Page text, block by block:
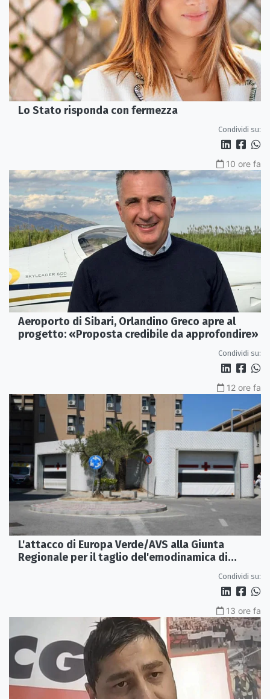
Lo Stato risponda con fermezza
Condividi su:
10 ore fa
Aeroporto di Sibari, Orlandino Greco apre al
progetto: «Proposta credibile da approfondire»
Condividi su:
12 ore fa
L'attacco di Europa Verde/AVS alla Giunta
Regionale per il taglio del'emodinamica di
Condividi su:
13 ore fa